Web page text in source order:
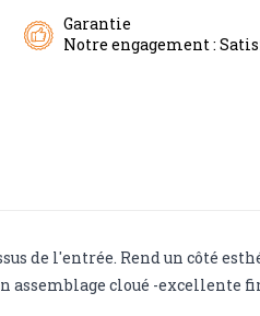
Garantie
Notre engagement :
de l'entrée. Rend un côté
cloué -excellente